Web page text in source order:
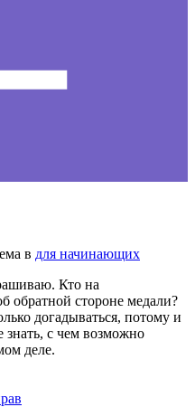
в для начинающих
Кто на
обратной стороне медали?
догадываться, потому и
с чем возможно
деле.